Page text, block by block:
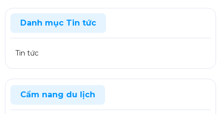
Danh mục Tin tức
Tin tức
Cẩm nang du lịch